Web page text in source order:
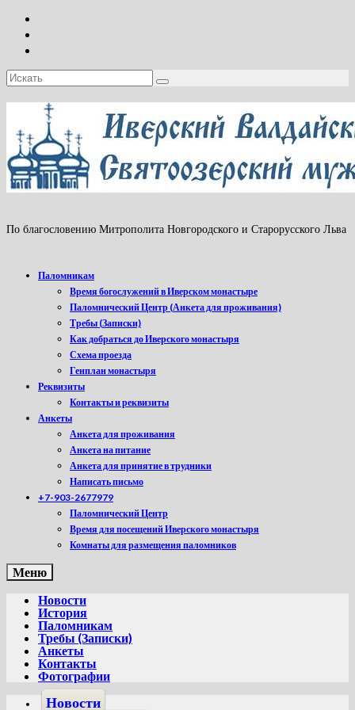
Искать:
По благословению Митрополита Новгородского и Старорусского Льва
Паломникам
Время богослужений в Иверском монастыре
Паломнический Центр (Анкета для проживания)
Требы (Записки)
Как добраться до Иверского монастыря
Схема проезда
Генплан монастыря
Реквизиты
Контакты и реквизиты
Анкеты
Анкета для проживания
Анкета на питание
Анкета для принятие в трудники
Написать письмо
+7-903-2677979
Паломнический Центр
Время для посещений Иверского монастыря
Комнаты для размещения паломников
Меню
Новости
История
Паломникам
Требы (Записки)
Анкеты
Контакты
Фотографии
Новости